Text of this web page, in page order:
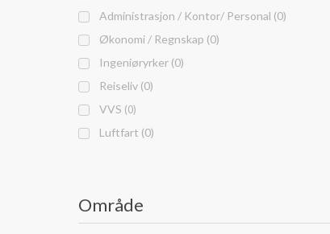
Administrasjon / Kontor/ Personal (0)
Økonomi / Regnskap (0)
Ingeniøryrker (0)
Reiseliv (0)
VVS (0)
Luftfart (0)
Område